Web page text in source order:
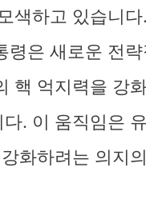
색하고 있습니
령은 새로운 전
핵 억지력을 강
. 이 움직임은
화하려는 의지